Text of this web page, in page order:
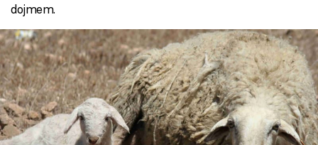
dojmem.